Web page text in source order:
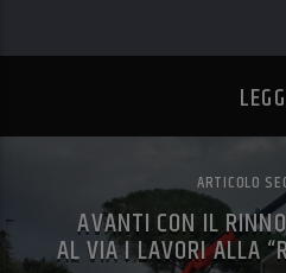
ARTICOLO
AVANTI CON IL
AL VIA I LAVORI ALLA